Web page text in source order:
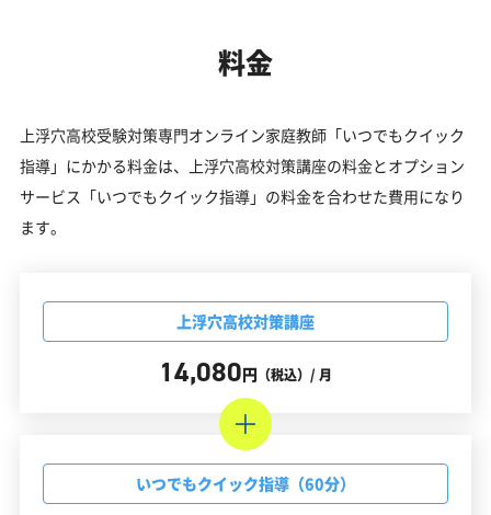
料金
上浮穴高校受験対策専門オンライン家庭教師「いつでもクイック
指導」にかかる料金は、上浮穴高校対策講座の料金とオプション
サービス「いつでもクイック指導」の料金を合わせた費用になり
ます。
上浮穴高校対策講座
14,080円 （税込）/ 月
いつでもクイック指導（60分）